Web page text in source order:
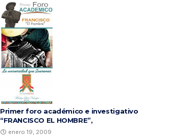
Primer foro académico e investigativo
“FRANCISCO EL HOMBRE”,
enero 19, 2009